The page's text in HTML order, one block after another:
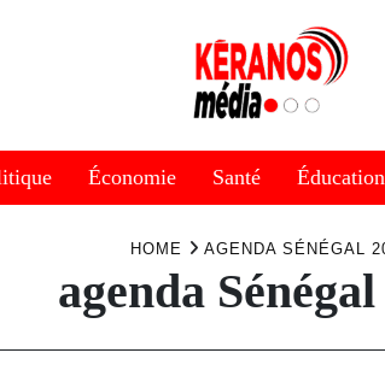
Économie Santé Éducation
HOME AGENDA SÉNÉGAL
agenda